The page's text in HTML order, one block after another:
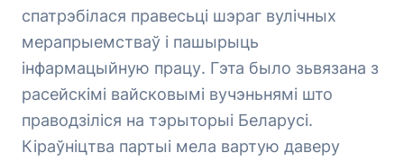
спатрэбілася правесьці шэраг вулічных
мерапрыемстваў і пашырыць
інфармацыйную працу. Гэта было зьвязана з
расейскімі вайсковымі вучэньнямі што
праводзіліся на тэрыторыі Беларусі.
Кіраўніцтва партыі мела вартую даверу